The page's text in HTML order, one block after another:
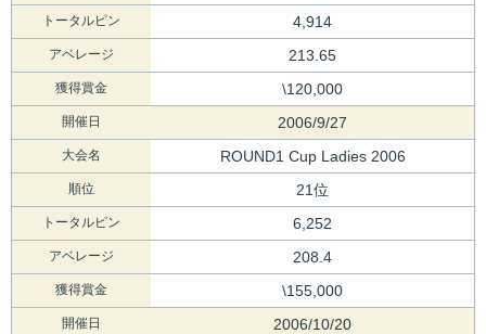
トータルピン 4,914
アベレージ 213.65
獲得賞金 \120,000
開催日 2006/9/27
大会名 ROUND1 Cup Ladies 2006
順位 21位
トータルピン 6,252
アベレージ 208.4
獲得賞金 \155,000
開催日 2006/10/20